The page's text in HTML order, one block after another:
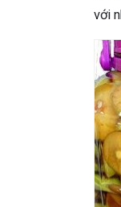
với